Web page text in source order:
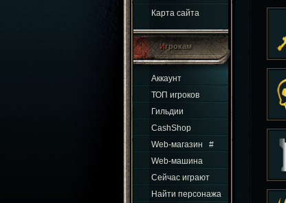
Карта сайта
Игрокам
Аккаунт
ТОП игроков
Гильдии
CashShop
Web-магазин
#
Web-машина
Сейчас играют
Найти персонажа